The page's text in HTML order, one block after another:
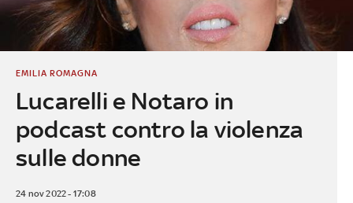
Lucarelli e Notaro in
podcast contro la violenza
sulle donne
EMILIA ROMAGNA
24 nov 2022 - 17:08